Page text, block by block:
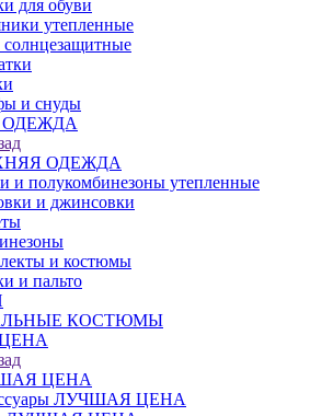
для обуви
утепленные
и снуды
ОДЕЖДА
ОДЕЖДА
и полукомбинезоны утепленные
и джинсовки
и костюмы
и пальто
КОСТЮМЫ
ЦЕНА
ЛУЧШАЯ ЦЕНА